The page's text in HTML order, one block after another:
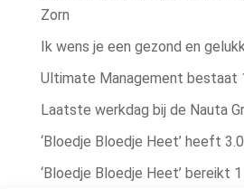
Zorn
Ik wens je een gezond en
Ultimate Management bestaat
Laatste werkdag bij de Nauta
‘Bloedje Bloedje Heet’ heeft
‘Bloedje Bloedje Heet’ bereikt